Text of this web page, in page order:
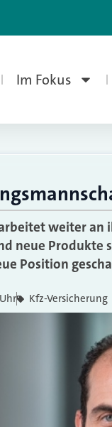
Im Fokus
weiter
neue Produkte
Position
Kfz-Versicherung